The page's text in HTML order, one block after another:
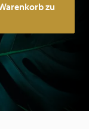
zu